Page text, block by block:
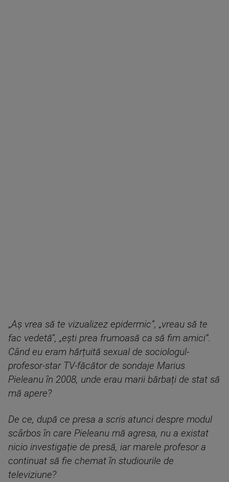
„Aș vrea să te vizualizez epidermic”, „vreau să te
fac vedetă”, „ești prea frumoasă ca să fim amici”.
Când eu eram hărțuită sexual de sociologul-
profesor-star TV-făcător de sondaje Marius
Pieleanu în 2008, unde erau marii bărbați de stat să
mă apere?
De ce, după ce presa a scris atunci despre modul
scârbos în care Pieleanu mă agresa, nu a existat
nicio investigație de presă, iar marele profesor a
continuat să fie chemat în studiourile de
televiziune?